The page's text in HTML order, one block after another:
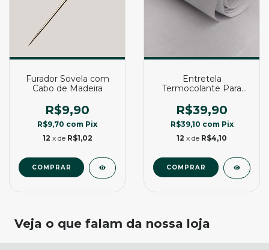
Furador Sovela com
Cabo de Madeira
R$9,90
R$9,70 com Pix
12 x de R$1,02
Entretela
Termocolante Para
Herkulizado
R$39,90
R$39,10 com Pix
12 x de R$4,10
Veja o que falam da nossa loja